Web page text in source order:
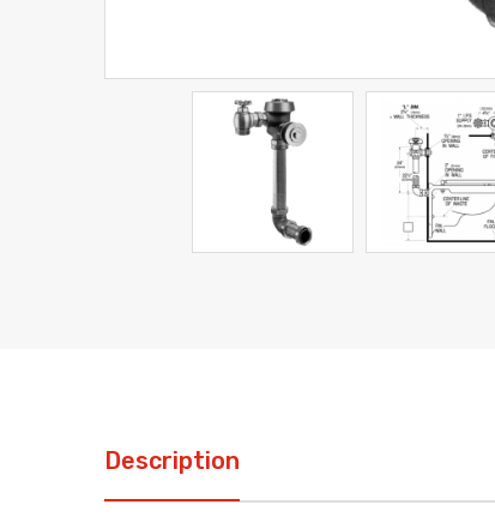
Description